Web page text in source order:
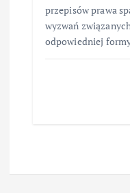
przepisów prawa
wyzwań
odpowiedniej